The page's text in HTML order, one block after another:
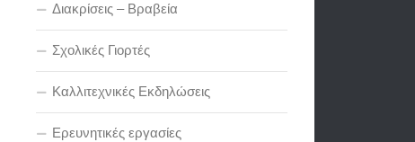
Διακρίσεις – Βραβεία
Σχολικές Γιορτές
Καλλιτεχνικές Εκδηλώσεις
Ερευνητικές εργασίες